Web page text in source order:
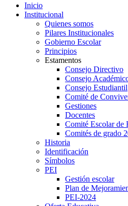
Inicio
Institucional
Quienes somos
Pilares Institucionales
Gobierno Escolar
Principios
Estamentos
Consejo Directivo
Consejo
Consejo Estudiantil
Comité de
Gestiones
Docentes
Comité Escolar de
Comités de grado
Historia
Identificación
Símbolos
PEI
Gestión escolar
Plan de
PEI-2024